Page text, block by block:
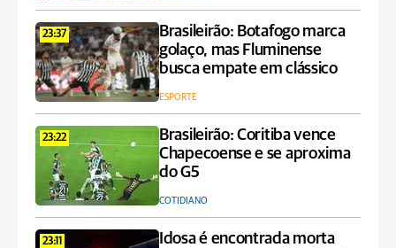
23:37
Brasileirão: Botafogo marca
golaço, mas Fluminense
busca empate em clássico
ESPORTE
23:22
Brasileirão: Coritiba vence
Chapecoense e se aproxima
do G5
COTIDIANO
23:11
Idosa é encontrada morta